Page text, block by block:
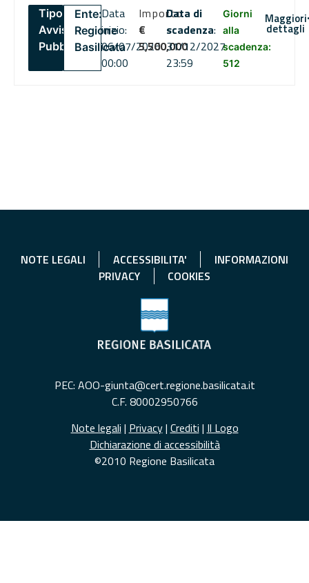
Tipo:
Avviso
Pubblico
Ente:
Regione
Basilicata
Data
inizio:
06/07/2026
00:00
Importo
€
5,500,000
Data di
scadenza:
31/12/2027
23:59
Giorni
alla
scadenza:
512
Maggiori
dettagli
NOTE LEGALI ACCESSIBILITA'
INFORMAZIONI
PRIVACY
COOKIES
PEC: AOO-giunta@cert.regione.basilicata.it
C.F. 80002950766
Note legali | Privacy| Crediti | Il Logo
Dichiarazione di accessibilità
©2010 Regione Basilicata